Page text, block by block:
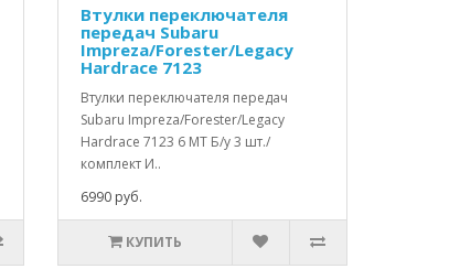
Втулки переключателя
передач Subaru
Impreza/Forester/Legacy
Hardrace 7123
Втулки переключателя передач
Subaru Impreza/Forester/Legacy
Hardrace 7123 6 MT Б/у 3 шт./
комплект И..
6990 руб.
КУПИТЬ